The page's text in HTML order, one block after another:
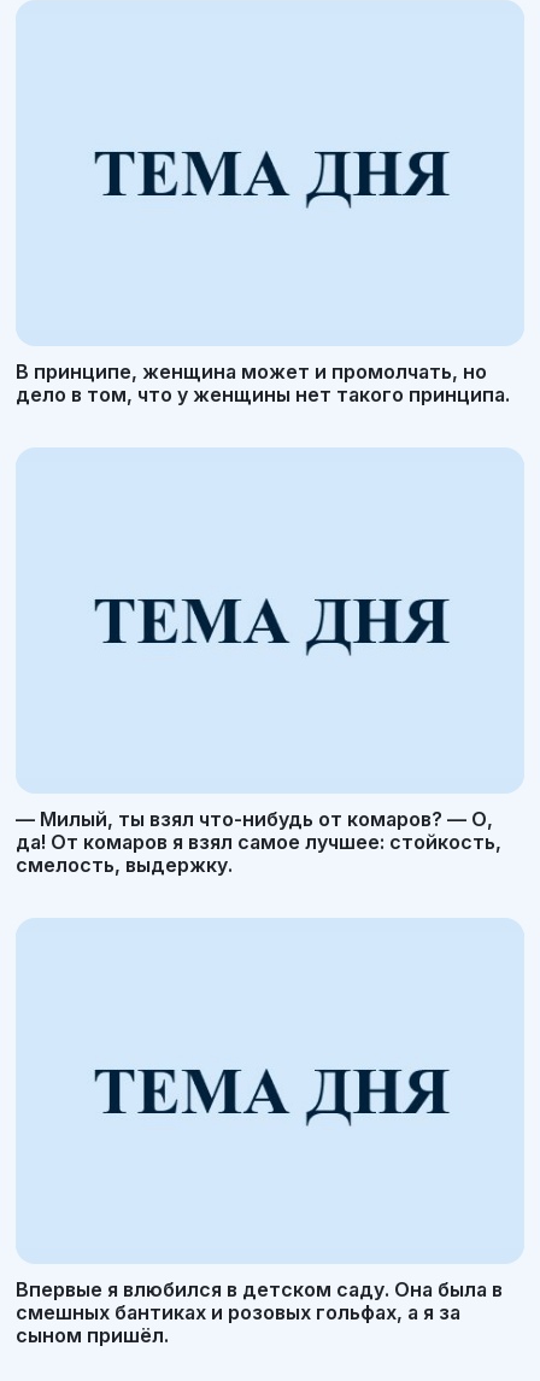
В принципе, женщина может и промолчать, но
дело в том, что у женщины нет такого принципа.
— Милый, ты взял что-нибудь от комаров? — О,
да! От комаров я взял самое лучшее: стойкость,
смелость, выдержку.
Впервые я влюбился в детском саду. Она была в
смешных бантиках и розовых гольфах, а я за
сыном пришёл.